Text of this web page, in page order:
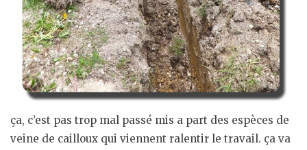
ça, c’est pas trop mal passé mis a part des espèces de
veine de cailloux qui viennent ralentir le travail. ça va